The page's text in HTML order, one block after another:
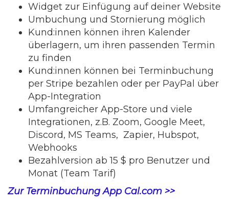
Widget zur Einfügung auf deiner Website
Umbuchung und Stornierung möglich
Kund:innen können ihren Kalender
überlagern, um ihren passenden Termin
zu finden
Kund:innen können bei Terminbuchung
per Stripe bezahlen oder per PayPal über
App-Integration
Umfangreicher App-Store und viele
Integrationen, z.B. Zoom, Google Meet,
Discord, MS Teams, Zapier, Hubspot,
Webhooks
Bezahlversion ab 15 $ pro Benutzer und
Monat (Team Tarif)
Zur Terminbuchung App Cal.com >>